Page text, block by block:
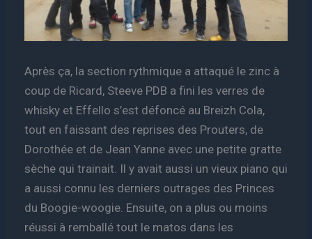
Après ça, la section rythmique a attaqué le zinc à
coup de Ricard, Steeve PDB a fini les verres de
whisky et Effello s’est défoncé au Breizh Cola,
tout en faissant des reprises des Prouters, de
Dorothée et de Jean Yanne avec une petite gratte
sèche qui trainait. Il y avait aussi un vieux piano qui
a aussi connu les derniers outrages des Princes
du Boogie-woogie. Ensuite, on a plus ou moins
réussi à remballé tout le matos dans les